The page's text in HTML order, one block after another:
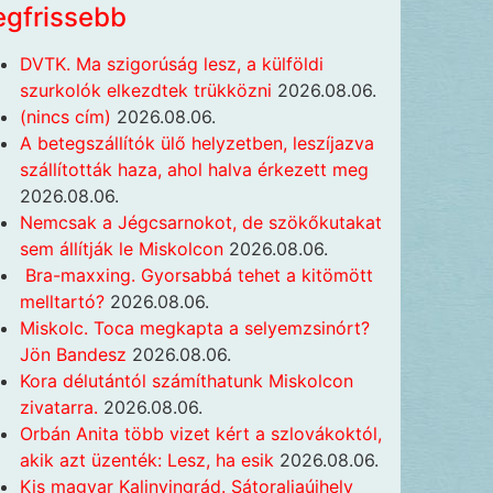
DVTK. Ma szigorúság lesz, a külföldi
szurkolók elkezdtek trükközni 2026.08.06.
(nincs cím) 2026.08.06.
A betegszállítók ülő helyzetben, leszíjazva
szállították haza, ahol halva érkezett meg
2026.08.06.
Nemcsak a Jégcsarnokot, de szökőkutakat
sem állítják le Miskolcon 2026.08.06.
Bra-maxxing. Gyorsabbá tehet a kitömött
melltartó? 2026.08.06.
Miskolc. Toca megkapta a selyemzsinórt?
Jön Bandesz 2026.08.06.
Kora délutántól számíthatunk Miskolcon
zivatarra. 2026.08.06.
Orbán Anita több vizet kért a szlovákoktól,
akik azt üzenték: Lesz, ha esik 2026.08.06.
Kis magyar Kalinyingrád. Sátoraljaújhely